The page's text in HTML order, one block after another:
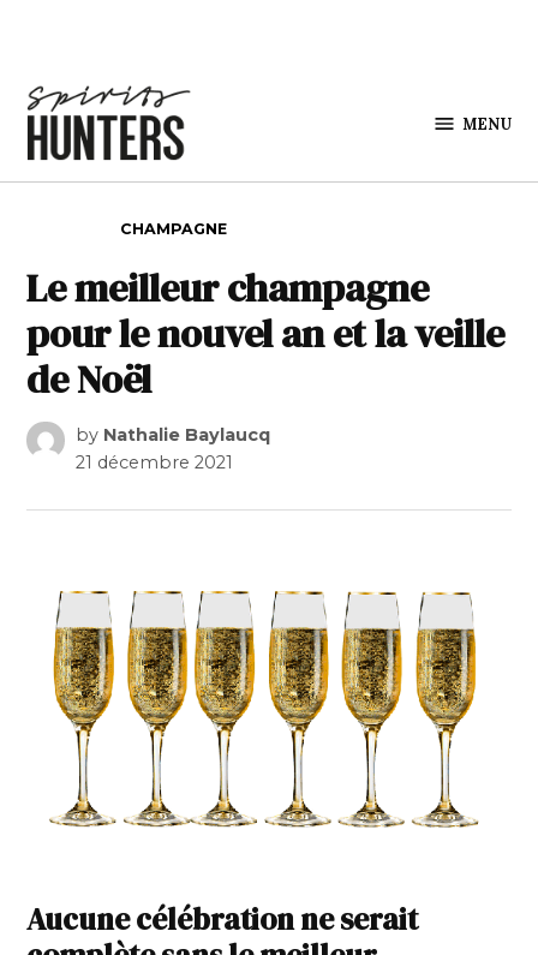
MENU
CHAMPAGNE
Le meilleur champagne
pour le nouvel an et la veille
de Noël
by Nathalie Baylaucq
21 décembre 2021
Aucune célébration ne serait